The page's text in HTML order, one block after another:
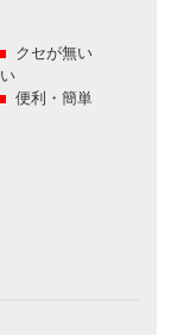
クセが無い
便利・簡単